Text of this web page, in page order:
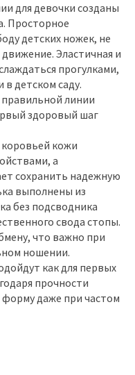
для девочки созданы
Просторное
детских ножек, не
Эластичная и
прогулками,
в детском саду.
линии
здоровый шаг
кожи
а
сохранить надежную
выполнены из
без подсводника
свода стопы.
что важно при
ношении.
как для первых
прочности
даже при частом